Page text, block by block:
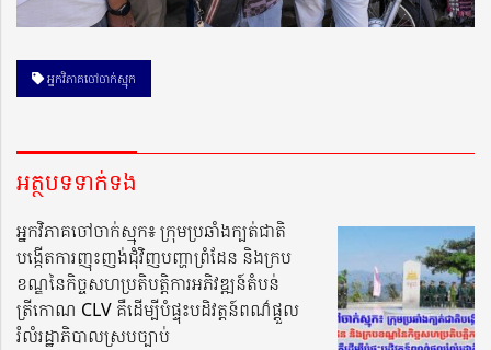
អ្នកវិភាគចៅចាក់ស្មុក
អត្ថបទទាក់ទង
អ្នកវិភាគចៅចាក់ស្មុក៖ ក្រុមប្រឆាំងក្បត់ជាតិ
បង្កើតការញុះញង់ជុំវិញបញ្ហាព្រំដែន និងក្រប
ខណ្ឌនៃកិច្ចសហប្រតិបត្តិការអភិវឌ្ឍន៍តំបន់
ត្រីកោណ CLV គឺដើម្បីបំផ្ទុះបដិវត្តន៍ពណ៌ផ្តួល
រំលំរដ្ឋាភិបាលស្របច្បាប់